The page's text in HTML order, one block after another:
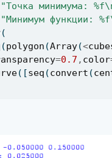
"Точка минимума:
"Минимум функции:
(
(polygon (Array(<
=0.7 , color
([seq (convert (